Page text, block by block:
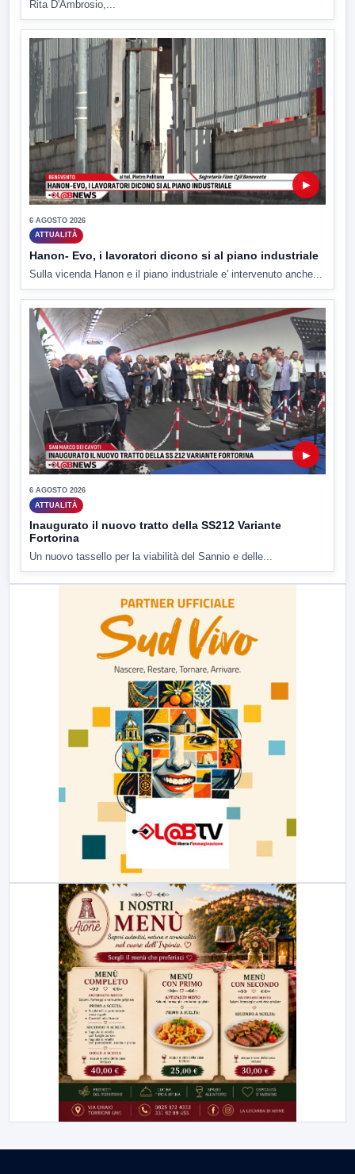
Rita D'Ambrosio,...
▶
6 AGOSTO 2026
ATTUALITÀ
Hanon- Evo, i lavoratori dicono si al piano industriale
Sulla vicenda Hanon e il piano industriale e' intervenuto anche...
▶
6 AGOSTO 2026
ATTUALITÀ
Inaugurato il nuovo tratto della SS212 Variante
Fortorina
Un nuovo tassello per la viabilità del Sannio e delle...